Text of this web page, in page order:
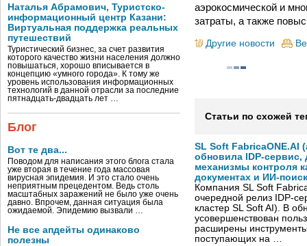
Наталья Абрамович, Туристско-
информационный центр Казани:
Виртуальная поддержка реальных
путешествий
Туристический бизнес, за счет развития
которого качество жизни населения должно
повышаться, хорошо вписывается в
концепцию «умного города». К тому же
уровень использования информационных
технологий в данной отрасли за последние
пятнадцать-двадцать лет …
Блог
Вот те два...
Поводом для написания этого блога стала
уже вторая в течение года массовая
вирусная эпидемия. И это стало очень
неприятным прецедентом. Ведь столь
масштабных заражений не было уже очень
давно. Впрочем, данная ситуация была
ожидаемой. Эпидемию вызвали …
Не все апдейты одинаково
полезны
аэрокосмической и
затраты, а также
Другие новости
Статьи по схожей
SL Soft FabricaONE.AI
обновила IDP-
механизмы контроля
документах и ИИ-поиск
Компания SL Soft
очередной релиз IDP-
кластер SL Soft AI). В
усовершенствован
расширены
поступающих на …